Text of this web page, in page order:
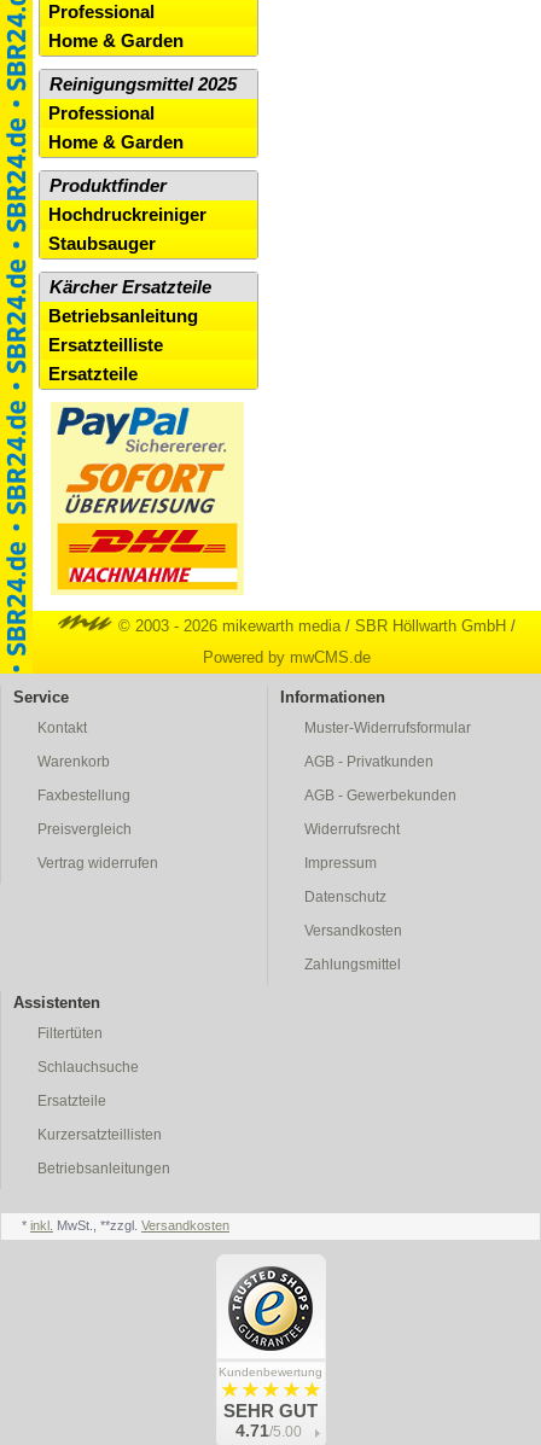
Professional
Home & Garden
Reinigungsmittel 2025
Professional
Home & Garden
Produktfinder
Hochdruckreiniger
Staubsauger
Kärcher Ersatzteile
Betriebsanleitung
Ersatzteilliste
Ersatzteile
© 2003 - 2026 mikewarth media / SBR Höllwarth GmbH /
Powered by mwCMS.de
Service
Kontakt
Warenkorb
Faxbestellung
Preisvergleich
Vertrag widerrufen
Informationen
Muster-Widerrufsformular
AGB - Privatkunden
AGB - Gewerbekunden
Widerrufsrecht
Impressum
Datenschutz
Versandkosten
Zahlungsmittel
Assistenten
Filtertüten
Schlauchsuche
Ersatzteile
Kurzersatzteillisten
Betriebsanleitungen
* inkl. MwSt., **zzgl. Versandkosten
Kundenbewertung
SEHR GUT
4.71/5.00